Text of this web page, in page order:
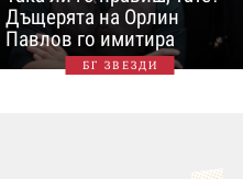
Дъщерята на Орлин
Павлов го имитира
БГ ЗВЕЗДИ